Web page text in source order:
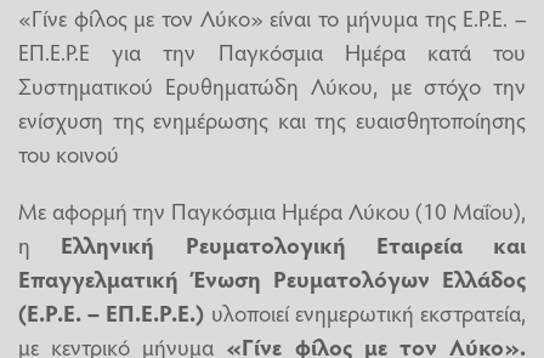
«Γίνε φίλος με τον Λύκο» είναι το μήνυμα της Ε.Ρ.Ε. –
ΕΠ.Ε.Ρ.Ε για την Παγκόσμια Ημέρα κατά του
Συστηματικού Ερυθηματώδη Λύκου, με στόχο την
ενίσχυση της ενημέρωσης και της ευαισθητοποίησης
του κοινού
Με αφορμή την Παγκόσμια Ημέρα Λύκου (10 Μαΐου),
η Ελληνική Ρευματολογική Εταιρεία και
Επαγγελματική Ένωση Ρευματολόγων Ελλάδος
(E.Ρ.Ε. – ΕΠ.Ε.Ρ.Ε.) υλοποιεί ενημερωτική εκστρατεία,
με κεντρικό μήνυμα «Γίνε φίλος με τον Λύκο».